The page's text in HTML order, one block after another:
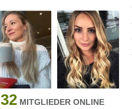
32MITGLIEDER ONLINE